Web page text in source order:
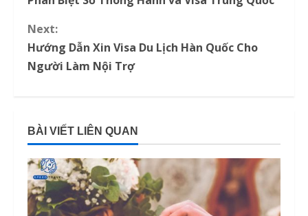
n
t
n
u
e
Next:
Hướng Dẫn Xin Visa Du Lịch Hàn Quốc Cho
Người Làm Nội Trợ
BÀI VIẾT LIÊN QUAN